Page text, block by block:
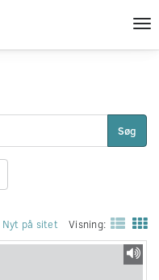
Søg
Nyt på sitet Visning: